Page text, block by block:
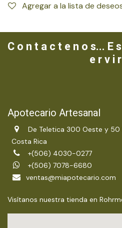
Agregar a la lista de
C o n t a c t e n o s...
e r v i
Apotecario Artesanal
De Teletica 300 Oeste y 50
Costa Rica
+(506) 4030-0277
+(506) 7078-6680
ventas@miapotecario.com
Visítanos nuestra tienda en